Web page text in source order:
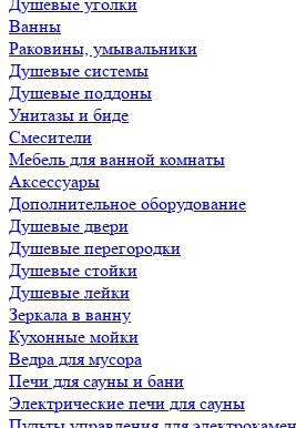
Ванны
Раковины, умывальники
Душевые системы
Душевые поддоны
Унитазы и биде
Смесители
Мебель для ванной комнаты
Аксессуары
Дополнительное оборудование
Душевые двери
Душевые перегородки
Душевые стойки
Душевые лейки
Зеркала в ванну
Кухонные мойки
Ведра для мусора
Печи для сауны и бани
Электрические печи для сауны